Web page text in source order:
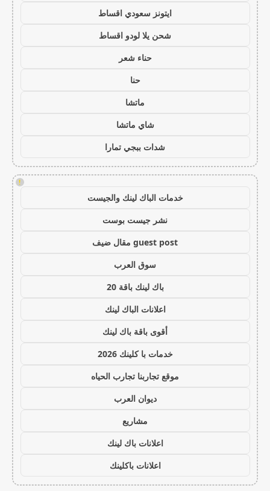
ايتونز سعودي اقساط
شحن يلا لودو اقساط
حناء شعر
حنا
ماتشا
شاي ماتشا
شدات ببجي تمارا
!
خدمات الباك لينك والجيست
نشر جيست بوست
guest post مقال ضيف
سوق العرب
باك لينك باقة 20
اعلانات الباك لينك
أقوى باقة باك لينك
خدمات با كلينك 2026
موقع تجاربنا تجارب الحياه
ديوان العرب
مشاريع
اعلانات باك لينك
اعلانات باكلينك